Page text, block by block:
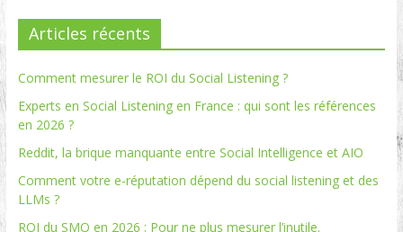
Articles récents
Comment mesurer le ROI du Social Listening ?
Experts en Social Listening en France : qui sont les références
en 2026 ?
Reddit, la brique manquante entre Social Intelligence et AIO
Comment votre e-réputation dépend du social listening et des
LLMs ?
ROI du SMO en 2026 : Pour ne plus mesurer l’inutile.